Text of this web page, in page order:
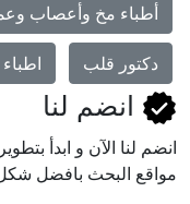
أطباء مخ وأعصاب
دكتور قلب
انضم لنا
انضم لنا اﻵن و ابدأ
مواقع البحث بافضل